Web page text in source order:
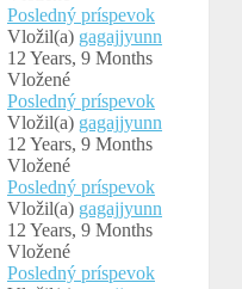
Posledný príspevok
Vložil(a) gagajjyunn
12 Years, 9 Months
Vložené
Posledný príspevok
Vložil(a) gagajjyunn
12 Years, 9 Months
Vložené
Posledný príspevok
Vložil(a) gagajjyunn
12 Years, 9 Months
Vložené
Posledný príspevok